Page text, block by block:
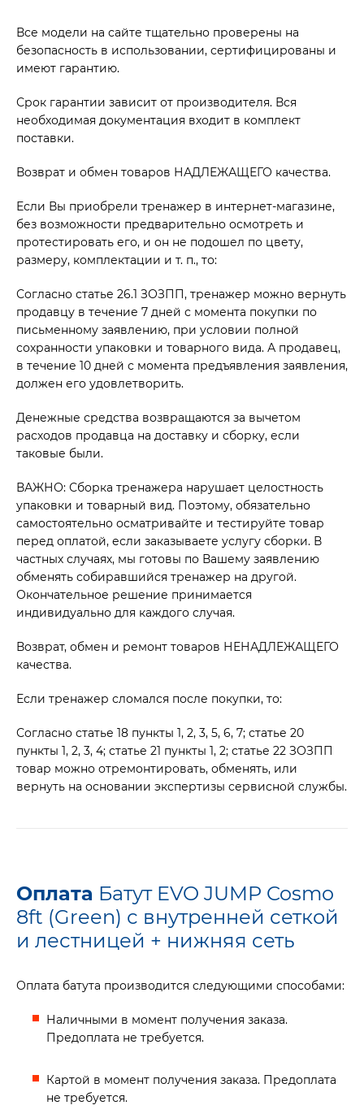
Все модели на сайте тщательно проверены на
безопасность в использовании, сертифицированы и
имеют гарантию.
Срок гарантии зависит от производителя. Вся
необходимая документация входит в комплект
поставки.
Возврат и обмен товаров НАДЛЕЖАЩЕГО качества.
Если Вы приобрели тренажер в интернет-магазине,
без возможности предварительно осмотреть и
протестировать его, и он не подошел по цвету,
размеру, комплектации и т. п., то:
Согласно статье 26.1 ЗОЗПП, тренажер можно вернуть
продавцу в течение 7 дней с момента покупки по
письменному заявлению, при условии полной
сохранности упаковки и товарного вида. А продавец,
в течение 10 дней с момента предъявления заявления,
должен его удовлетворить.
Денежные средства возвращаются за вычетом
расходов продавца на доставку и сборку, если
таковые были.
ВАЖНО: Сборка тренажера нарушает целостность
упаковки и товарный вид. Поэтому, обязательно
самостоятельно осматривайте и тестируйте товар
перед оплатой, если заказываете услугу сборки. В
частных случаях, мы готовы по Вашему заявлению
обменять собиравшийся тренажер на другой.
Окончательное решение принимается
индивидуально для каждого случая.
Возврат, обмен и ремонт товаров НЕНАДЛЕЖАЩЕГО
качества.
Если тренажер сломался после покупки, то:
Согласно статье 18 пункты 1, 2, 3, 5, 6, 7; статье 20
пункты 1, 2, 3, 4; статье 21 пункты 1, 2; статье 22 ЗОЗПП
товар можно отремонтировать, обменять, или
вернуть на основании экспертизы сервисной службы.
Оплата Батут EVO JUMP Cosmo
8ft (Green) с внутренней сеткой
и лестницей + нижняя сеть
Оплата батута производится следующими способами:
Наличными в момент получения заказа.
Предоплата не требуется.
Картой в момент получения заказа. Предоплата
не требуется.